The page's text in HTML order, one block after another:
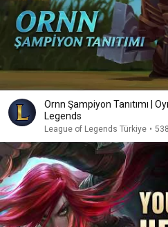
Ornn Şampiyon Tanıtımı |
Legends
League of Legends Türkiye •